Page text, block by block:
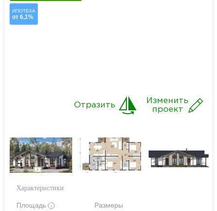
ИПОТЕКА
от 6,1%
Изменить
проект
Отразить
Характеристики
Площадь i Размеры